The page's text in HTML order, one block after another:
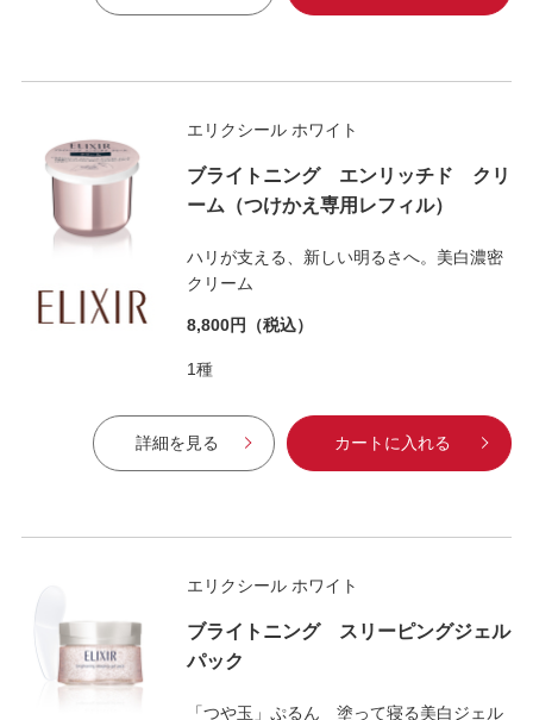
エリクシール ホワイト
ブライトニング エンリッチド クリ
ーム（つけかえ専用レフィル）
ハリが支える、新しい明るさへ。美白濃密
クリーム
8,800円 （税込）
1種
詳細を見る カートに入れる
エリクシール ホワイト
ブライトニング スリーピングジェル
パック
「つや玉」ぷるん 塗って寝る美白ジェル